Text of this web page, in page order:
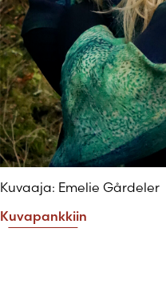
Kuvaaja: Emelie Gårdeler
Kuvapankkiin